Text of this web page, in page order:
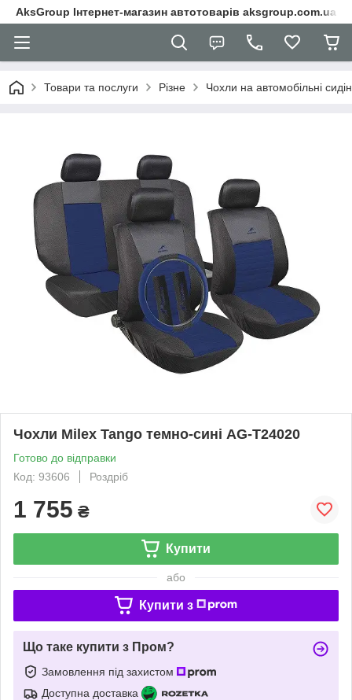
AksGroup Інтернет-магазин автотоварів aksgroup.com.ua
Товари та послуги Різне Чохли на автомобільні
Чохли Milex Tango темно-сині AG-T24020
Готово до відправки
Код: 93606
Роздріб
1 755 ₴
Купити
або
Купити з
Що таке купити з Пром?
Замовлення під захистом
Доступна доставка